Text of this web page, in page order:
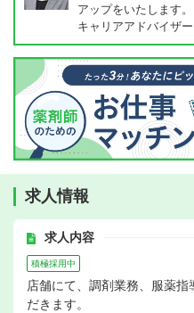
アップをいたします。
キャリアアドバイザ
求人情報
求人内容
積極採用中
店舗にて、調剤業務、服薬
だきます。